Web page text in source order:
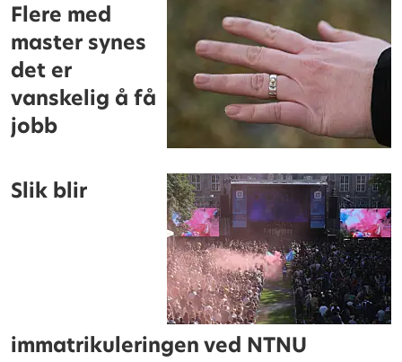
Flere med
master synes
det er
vanskelig å få
jobb
Slik blir
immatrikuleringen ved NTNU